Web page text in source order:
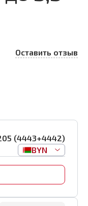
Оставить отзыв
(4443+4442)
BYN